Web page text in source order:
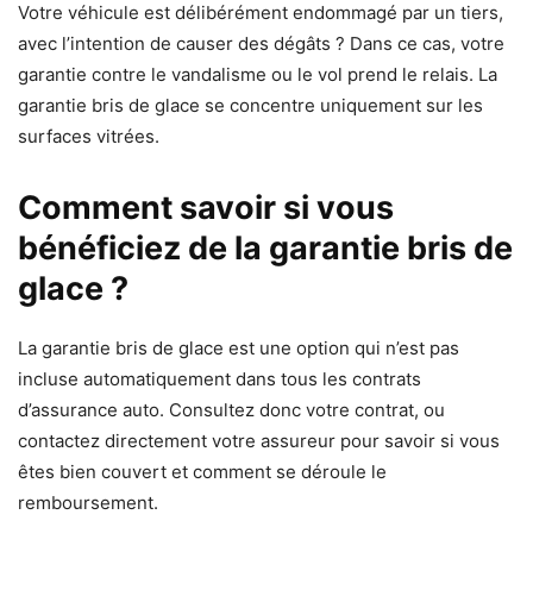
Votre véhicule est délibérément endommagé par un tiers,
avec l’intention de causer des dégâts ? Dans ce cas, votre
garantie contre le vandalisme ou le vol prend le relais. La
garantie bris de glace se concentre uniquement sur les
surfaces vitrées.
Comment savoir si vous
bénéficiez de la garantie bris de
glace ?
La garantie bris de glace est une option qui n’est pas
incluse automatiquement dans tous les contrats
d’assurance auto. Consultez donc votre contrat, ou
contactez directement votre assureur pour savoir si vous
êtes bien couvert et comment se déroule le
remboursement.